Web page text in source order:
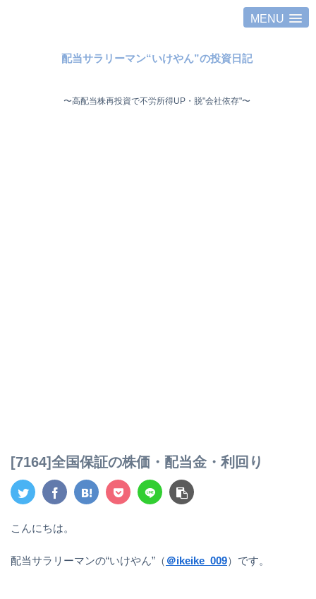
MENU
配当サラリーマン“いけやん”の投資日記 ​
〜高配当株再投資で不労所得UP・脱"会社依存"〜 ​
[7164]全国保証の株価・配当金・利回り
こんにちは。
配当サラリーマンの“いけやん”（ ＠ikeike_009）です。